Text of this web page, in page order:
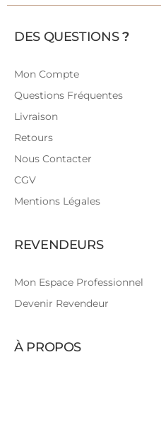
DES QUESTIONS?
Mon Compte
Questions Fréquentes
Livraison
Retours
Nous Contacter
CGV
Mentions Légales
REVENDEURS
Mon Espace Professionnel
Devenir Revendeur
À PROPOS